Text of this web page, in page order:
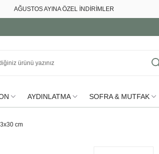
AĞUSTOS AYINA ÖZEL İNDİRİMLER
AYDINLATMA SOFRA & MUTFAK
cm